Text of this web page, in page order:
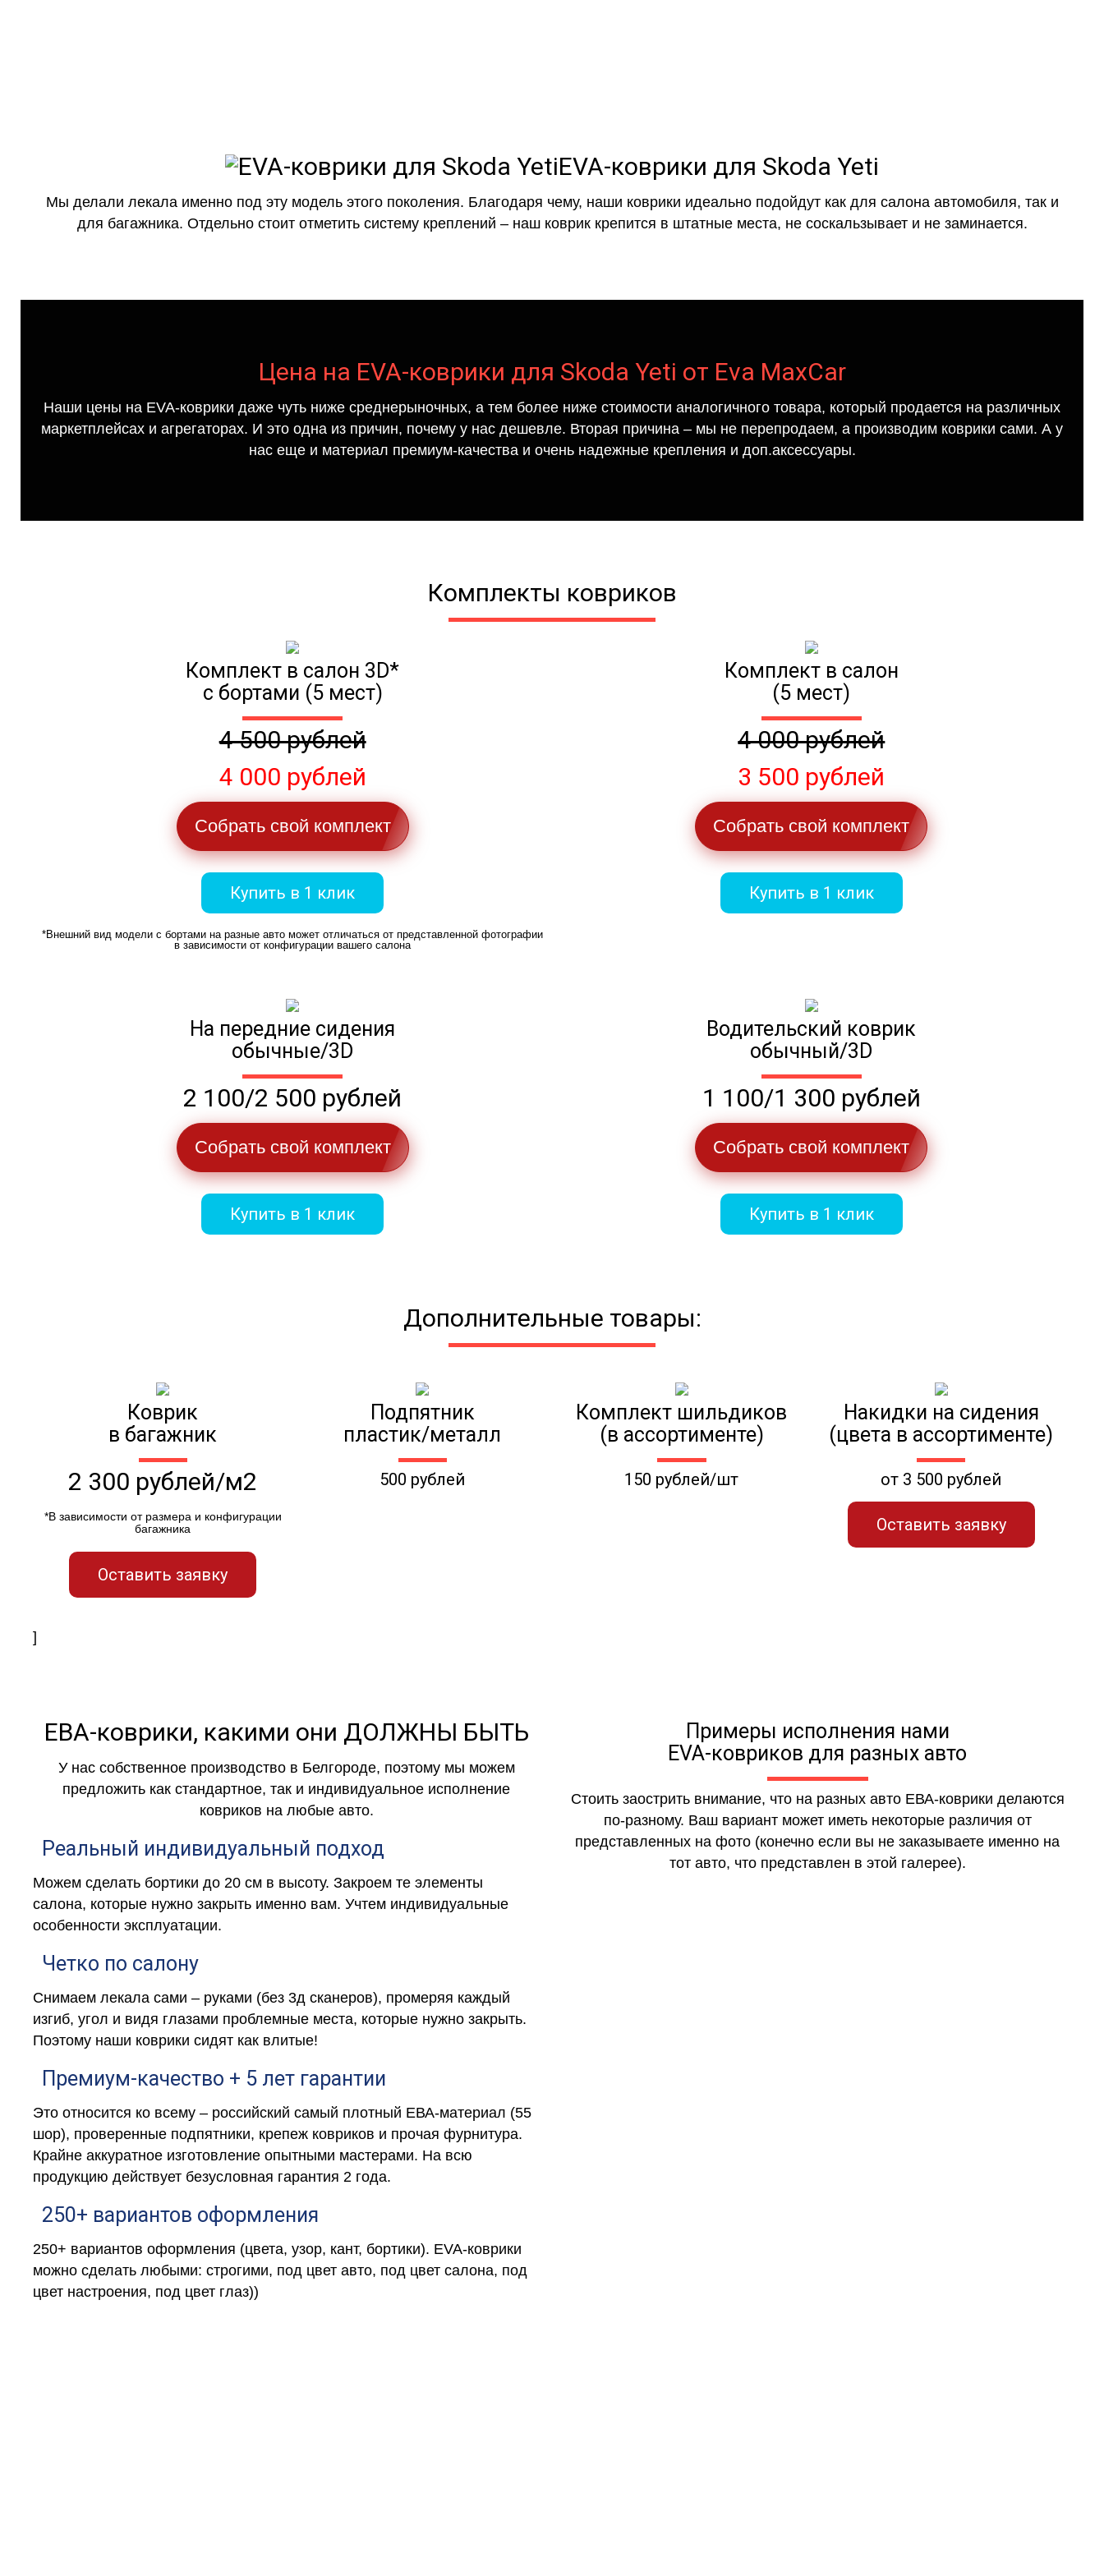
EVA-коврики для Skoda Yeti
Мы делали лекала именно под эту модель этого поколения. Благодаря чему, наши коврики идеально подойдут как для салона автомобиля, так и
для багажника. Отдельно стоит отметить систему креплений – наш коврик крепится в штатные места, не соскальзывает и не заминается.
Цена на EVA-коврики для Skoda Yeti от Eva MaxCar
Наши цены на EVA-коврики даже чуть ниже среднерыночных, а тем более ниже стоимости аналогичного товара, который продается на различных
маркетплейсах и агрегаторах. И это одна из причин, почему у нас дешевле. Вторая причина – мы не перепродаем, а производим коврики сами. А у
нас еще и материал премиум-качества и очень надежные крепления и доп.аксессуары.
Комплекты ковриков
Комплект в салон 3D*
с бортами (5 мест)
4 500 рублей
4 000 рублей
Собрать свой комплект
Купить в 1 клик
*Внешний вид модели с бортами на разные авто может отличаться от представленной фотографии
в зависимости от конфигурации вашего салона
Комплект в салон
(5 мест)
4 000 рублей
3 500 рублей
Собрать свой комплект
Купить в 1 клик
На передние сидения
обычные/3D
2 100/2 500 рублей
Собрать свой комплект
Купить в 1 клик
Водительский коврик
обычный/3D
1 100/1 300 рублей
Собрать свой комплект
Купить в 1 клик
Дополнительные товары:
Коврик
в багажник
2 300 рублей/м2
*В зависимости от размера и конфигурации
багажника
Оставить заявку
Подпятник
пластик/металл
500 рублей
Комплект шильдиков
(в ассортименте)
150 рублей/шт
Накидки на сидения
(цвета в ассортименте)
от 3 500 рублей
Оставить заявку
]
ЕВА-коврики, какими они ДОЛЖНЫ БЫТЬ
У нас собственное производство в Белгороде, поэтому мы можем
предложить как стандартное, так и индивидуальное исполнение
ковриков на любые авто.
Реальный индивидуальный подход
Можем сделать бортики до 20 см в высоту. Закроем те элементы
салона, которые нужно закрыть именно вам. Учтем индивидуальные
особенности эксплуатации.
Четко по салону
Снимаем лекала сами – руками (без 3д сканеров), промеряя каждый
изгиб, угол и видя глазами проблемные места, которые нужно закрыть.
Поэтому наши коврики сидят как влитые!
Премиум-качество + 5 лет гарантии
Это относится ко всему – российский самый плотный ЕВА-материал (55
шор), проверенные подпятники, крепеж ковриков и прочая фурнитура.
Крайне аккуратное изготовление опытными мастерами. На всю
продукцию действует безусловная гарантия 2 года.
250+ вариантов оформления
250+ вариантов оформления (цвета, узор, кант, бортики). EVA-коврики
можно сделать любыми: строгими, под цвет авто, под цвет салона, под
цвет настроения, под цвет глаз))
Примеры исполнения нами
EVA-ковриков для разных авто
Стоить заострить внимание, что на разных авто ЕВА-коврики делаются
по-разному. Ваш вариант может иметь некоторые различия от
представленных на фото (конечно если вы не заказываете именно на
тот авто, что представлен в этой галерее).